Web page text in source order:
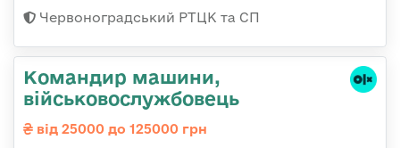
Червоноградський РТЦК та СП
Командир машини,
військовослужбовець
від 25000 до 125000 грн